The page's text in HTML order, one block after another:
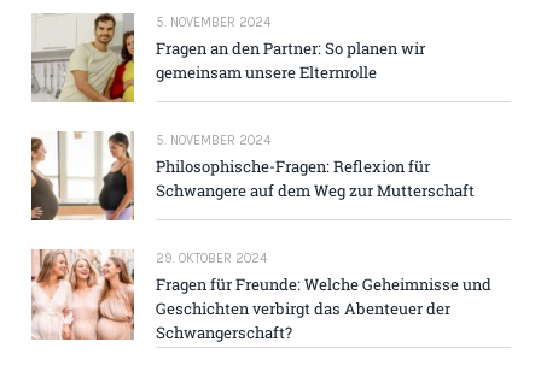
5. NOVEMBER 2024
Fragen an den Partner: So planen wir
gemeinsam unsere Elternrolle
5. NOVEMBER 2024
Philosophische-Fragen: Reflexion für
Schwangere auf dem Weg zur Mutterschaft
29. OKTOBER 2024
Fragen für Freunde: Welche Geheimnisse und
Geschichten verbirgt das Abenteuer der
Schwangerschaft?